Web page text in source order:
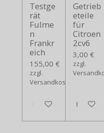
Testge
rät
Fulme
n
Frankr
eich
155,00 €
zzgl.
Versandkosten
In den Warenkorb
Getrieb
eteile
für
Citroen
2cv6
3,00 €
zzgl.
In den